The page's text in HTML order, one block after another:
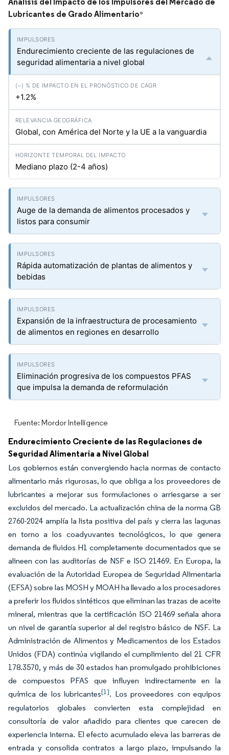
Lubricantes de Grado Alimentario*
Endurecimiento creciente de las regulaciones de
seguridad alimentaria a nivel global
+1.2%
Global, con América del Norte y la UE a la vanguardia
Mediano plazo (2-4 años)
Auge de la demanda de alimentos procesados y
listos para consumir
Rápida automatización de plantas de alimentos y
bebidas
Expansión de la infraestructura de procesamiento
de alimentos en regiones en desarrollo
Eliminación progresiva de los compuestos PFAS
que impulsa la demanda de reformulación
Fuente: Mordor Intelligence
Endurecimiento Creciente de las Regulaciones de
Seguridad Alimentaria a Nivel Global
Los gobiernos están convergiendo hacia normas de contacto
alimentario más rigurosas, lo que obliga a los proveedores de
lubricantes a mejorar sus formulaciones o arriesgarse a ser
excluidos del mercado. La actualización china de la norma GB
2760-2024 amplía la lista positiva del país y cierra las lagunas
en torno a los coadyuvantes tecnológicos, lo que genera
demanda de fluidos H1 completamente documentados que se
alineen con las auditorías de NSF e ISO 21469. En Europa, la
evaluación de la Autoridad Europea de Seguridad Alimentaria
(EFSA) sobre las MOSH y MOAH ha llevado a los procesadores
a preferir los fluidos sintéticos que eliminan las trazas de aceite
mineral, mientras que la certificación ISO 21469 señala ahora
un nivel de garantía superior al del registro básico de NSF. La
Administración de Alimentos y Medicamentos de los Estados
Unidos (FDA) continúa vigilando el cumplimiento del 21 CFR
178.3570, y más de 30 estados han promulgado prohibiciones
de compuestos PFAS que influyen indirectamente en la
química de los lubricantes[1]. Los proveedores con equipos
regulatorios globales convierten esta complejidad en
consultoría de valor añadido para clientes que carecen de
experiencia interna. El efecto acumulado eleva las barreras de
entrada y consolida contratos a largo plazo, impulsando la